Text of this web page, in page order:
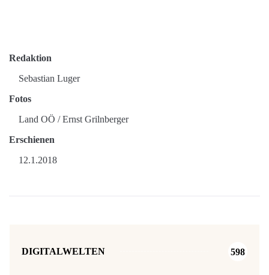
Redaktion
Sebastian Luger
Fotos
Land OÖ / Ernst Grilnberger
Erschienen
12.1.2018
DIGITALWELTEN 598